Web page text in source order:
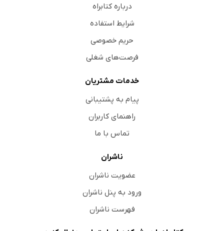
درباره کتابراه
شرایط استفاده
حریم خصوصی
فرصت‌های شغلی
خدمات مشتریان
پیام به پشتیبانی
راهنمای کاربران
تماس با ما
ناشران
عضویت ناشران
ورود به پنل ناشران
فهرست ناشران